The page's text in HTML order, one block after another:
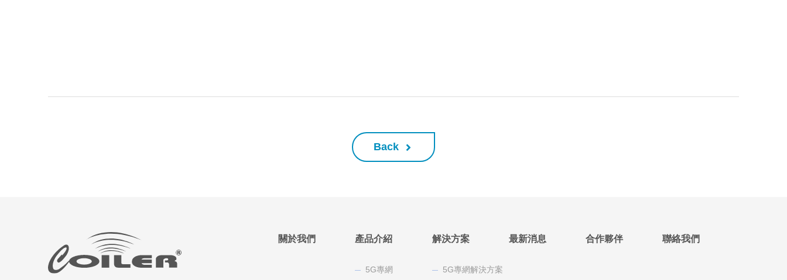
Back
關於我們 產品介紹
5G專網
解決方案
5G專網解決方案
最新消息 合作夥伴 聯絡我們